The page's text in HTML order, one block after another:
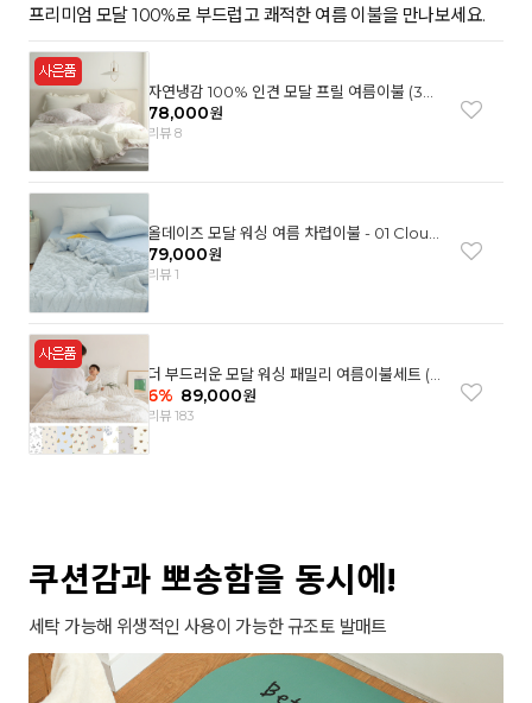
프리미엄 모달 100%로 부드럽고 쾌적한 여름 이불을 만나보세요.
자연냉감 100% 인견 모달 프릴 여름이불 (3컬
러)
78,000원
리뷰 8
올데이즈 모달 워싱 여름 차렵이불 - 01 Cloud
garden(SS)
79,000원
리뷰 1
더 부드러운 모달 워싱 패밀리 여름이불세트 (8
컬러)
6% 89,000원
리뷰 183
쿠션감과 뽀송함을 동시에!
세탁 가능해 위생적인 사용이 가능한 규조토 발매트